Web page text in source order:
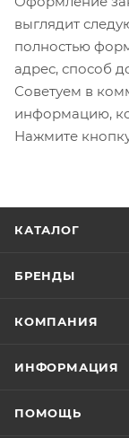
выглядит
полностью
адрес, способ
Советуем в
информацию,
Нажмите
КАТАЛОГ
БРЕНДЫ
КОМПАНИЯ
ИНФОРМАЦИЯ
ПОМОЩЬ